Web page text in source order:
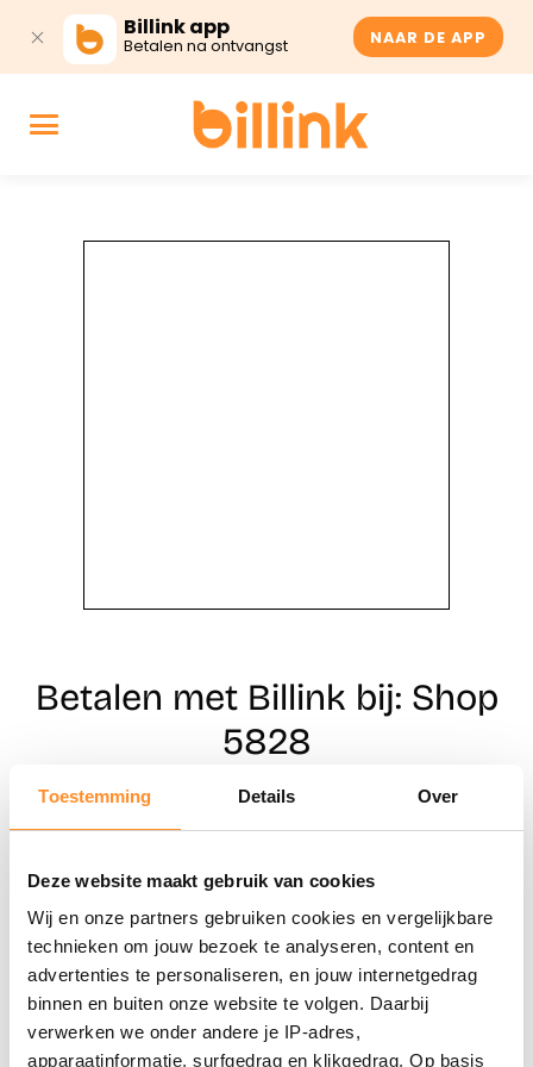
Toestemming Details Over
Deze website maakt gebruik van cookies
Wij en onze partners gebruiken cookies en vergelijkbare
technieken om jouw bezoek te analyseren, content en
advertenties te personaliseren, en jouw internetgedrag
binnen en buiten onze website te volgen. Daarbij
verwerken we onder andere je IP-adres,
apparaatinformatie, surfgedrag en klikgedrag. Op basis
Billink app
Betalen na ontvangst NAAR DE APP
Betalen met Billink bij: Shop
5828
Naar winkels